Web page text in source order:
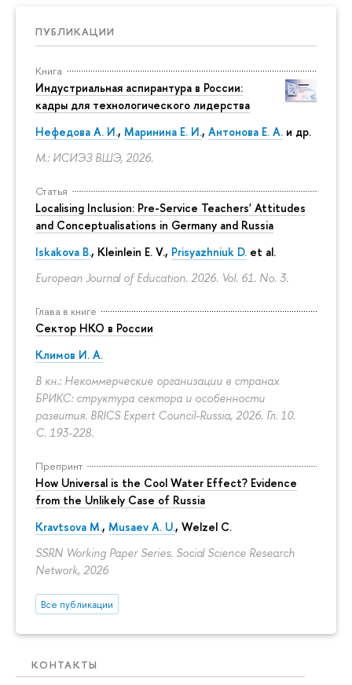
ПУБЛИКАЦИИ
Книга
Индустриальная аспирантура в России:
кадры для технологического лидерства
Нефедова А. И., Маринина Е. И., Антонова Е. А. и др.
М.: ИСИЭЗ ВШЭ, 2026.
Статья
Localising Inclusion: Pre-Service Teachers' Attitudes
and Conceptualisations in Germany and Russia
Iskakova B., Kleinlein E. V., Prisyazhniuk D. et al.
European Journal of Education. 2026. Vol. 61. No. 3.
Глава в книге
Сектор НКО в России
Климов И. А.
В кн.: Некоммерческие организации в странах
БРИКС: структура сектора и особенности
развития. BRICS Expert Council-Russia, 2026. Гл. 10.
С. 193-228.
Препринт
How Universal is the Cool Water Effect? Evidence
from the Unlikely Case of Russia
Kravtsova M., Musaev A. U., Welzel C.
SSRN Working Paper Series. Social Science Research
Network, 2026
Все публикации
КОНТАКТЫ